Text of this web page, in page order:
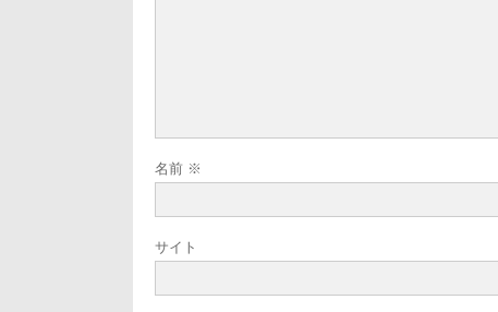
名前 ※
サイト